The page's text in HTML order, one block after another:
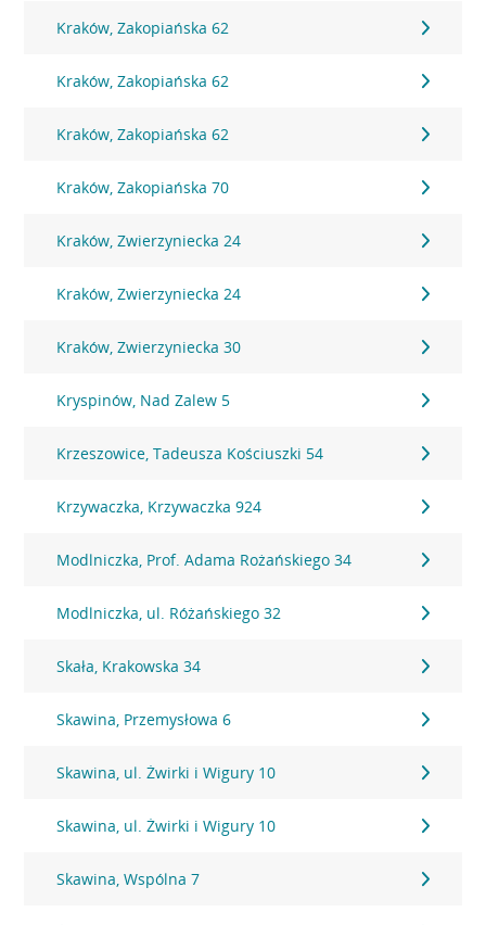
Kraków, Zakopiańska 62
Kraków, Zakopiańska 62
Kraków, Zakopiańska 62
Kraków, Zakopiańska 70
Kraków, Zwierzyniecka 24
Kraków, Zwierzyniecka 24
Kraków, Zwierzyniecka 30
Kryspinów, Nad Zalew 5
Krzeszowice, Tadeusza Kościuszki 54
Krzywaczka, Krzywaczka 924
Modlniczka, Prof. Adama Rożańskiego 34
Modlniczka, ul. Różańskiego 32
Skała, Krakowska 34
Skawina, Przemysłowa 6
Skawina, ul. Żwirki i Wigury 10
Skawina, ul. Żwirki i Wigury 10
Skawina, Wspólna 7